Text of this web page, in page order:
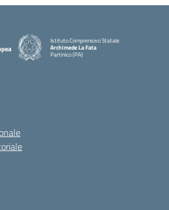
Istituto Comprensivo Statale
Archimede La Fata
Partinico (PA)